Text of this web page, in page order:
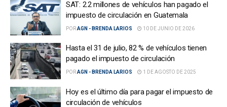
SAT: 2.2 millones de vehículos han pagado el
impuesto de circulación en Guatemala
PORAGN - BRENDA LARIOS 10 DE JUNIO DE 2026
Hasta el 31 de julio, 82 % de vehículos tienen
pagado el impuesto de circulación
PORAGN - BRENDA LARIOS 1 DE AGOSTO DE 2025
Hoy es el último día para pagar el impuesto de
circulación de vehículos